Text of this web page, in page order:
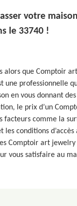
votre
le 33740 !
alors que Comptoir
une professionnelle
en vous donnant
le prix d’un
facteurs comme la
conditions
Comptoir art
vous satisfaire au